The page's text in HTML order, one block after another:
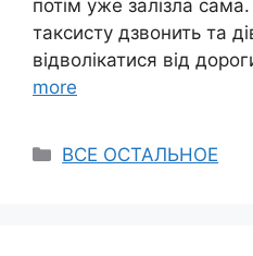
потім уже залізла
таксисту дзвонить та
відволікатися від
more
Categories
ВСЕ ОСТАЛЬНОЕ